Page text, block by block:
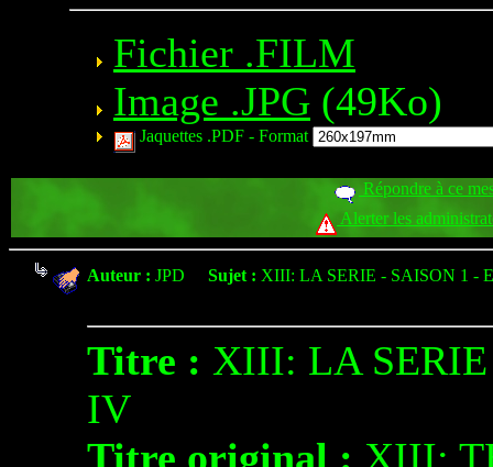
Fichier .FILM
Image .JPG (49Ko)
Jaquettes .PDF - Format
Répondre à ce
Alerter les
Auteur : JPD Sujet : XIII: LA SERIE - SAISON 1 -
Titre : XIII: LA SERIE
IV
Titre original : XIII: